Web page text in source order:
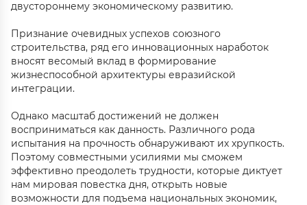
двустороннему экономическому развитию.
Признание очевидных успехов союзного
строительства, ряд его инновационных наработок
вносят весомый вклад в формирование
жизнеспособной архитектуры евразийской
интеграции.
Однако масштаб достижений не должен
восприниматься как данность. Различного рода
испытания на прочность обнаруживают их хрупкость.
Поэтому совместными усилиями мы сможем
эффективно преодолеть трудности, которые диктует
нам мировая повестка дня, открыть новые
возможности для подъема национальных экономик,